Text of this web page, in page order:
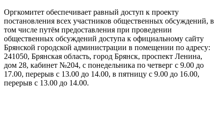
Оргкомитет обеспечивает равный доступ к проекту
постановления всех участников общественных обсуждений, в
том числе путём предоставления при проведении
общественных обсуждений доступа к официальному сайту
Брянской городской администрации в помещении по адресу:
241050, Брянская область, город Брянск, проспект Ленина,
дом 28, кабинет №204, с понедельника по четверг с 9.00 до
17.00, перерыв с 13.00 до 14.00, в пятницу с 9.00 до 16.00,
перерыв с 13.00 до 14.00.